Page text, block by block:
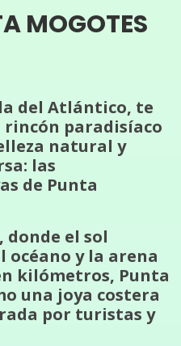
MOGOTES
del Atlántico, te
paradisíaco
natural y
las
de Punta
el sol
océano y la arena
kilómetros, Punta
una joya costera
por turistas y